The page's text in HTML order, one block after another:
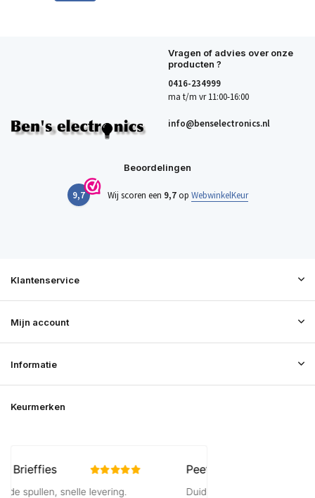
Vragen of advies over onze
producten ?
0416-234999
ma t/m vr 11:00-16:00
info@benselectronics.nl
Beoordelingen
9,7 Wij scoren een 9,7op WebwinkelKeur
Klantenservice
Mijn account
Informatie
Keurmerken